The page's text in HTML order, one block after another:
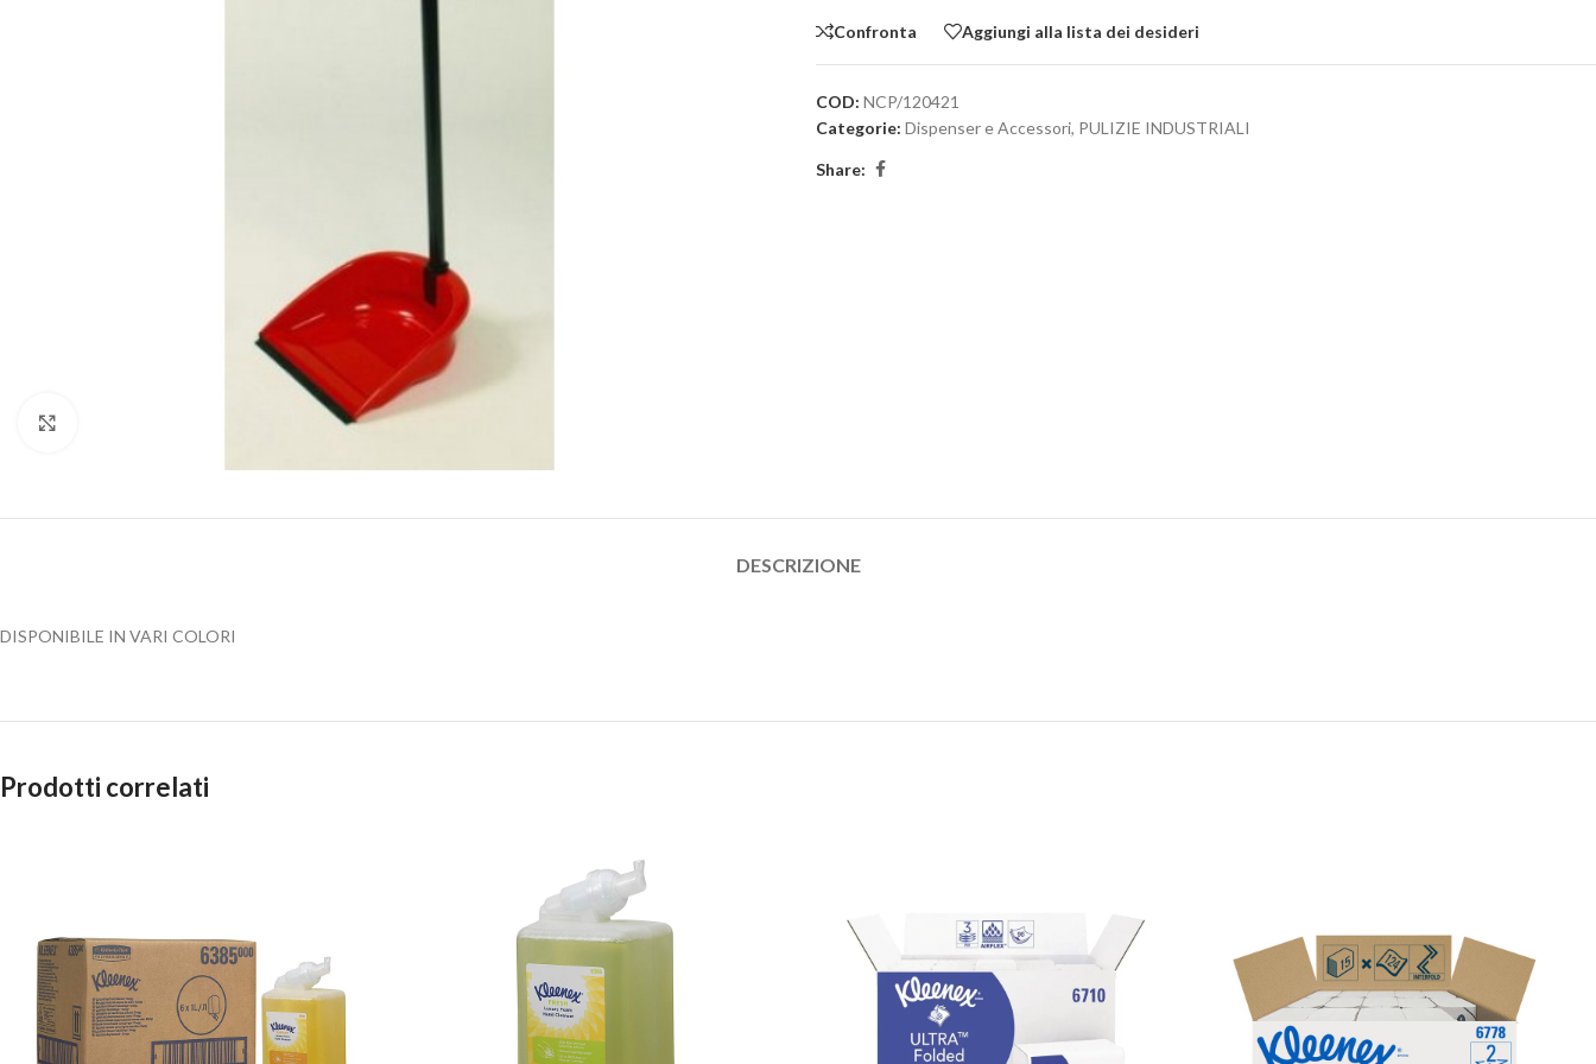
Confronta Aggiungi alla lista dei desideri
COD: NCP/120421
Categorie: Dispenser e Accessori, PULIZIE INDUSTRIALI
Share:
DESCRIZIONE
DISPONIBILE IN VARI COLORI
Prodotti correlati